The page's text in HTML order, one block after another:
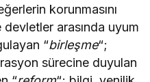
korunmasını
devletler arasında uyum
“birleşme“;
sürecine duyulan